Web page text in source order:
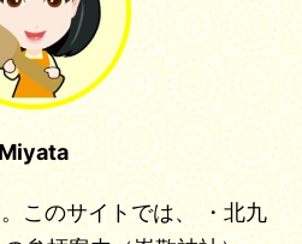
このサイトでは、
・北九